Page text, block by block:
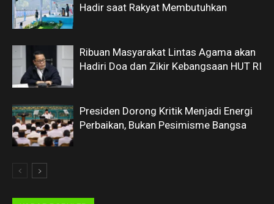
Hadir saat Rakyat Membutuhkan
Ribuan Masyarakat Lintas Agama akan
Hadiri Doa dan Zikir Kebangsaan HUT RI
Presiden Dorong Kritik Menjadi Energi
Perbaikan, Bukan Pesimisme Bangsa